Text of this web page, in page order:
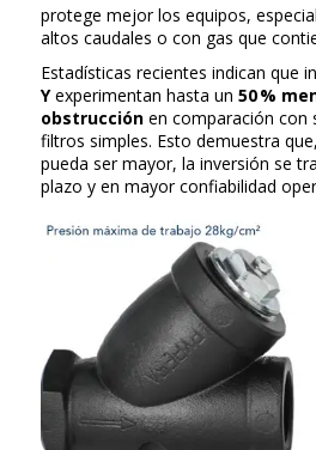
protege mejor los equipos,
altos caudales o con gas que
Estadísticas recientes indican que
Yexperimentan hasta un 50 %
obstrucción en comparación con
filtros simples. Esto demuestra
pueda ser mayor, la inversión se
plazo y en mayor confiabilidad